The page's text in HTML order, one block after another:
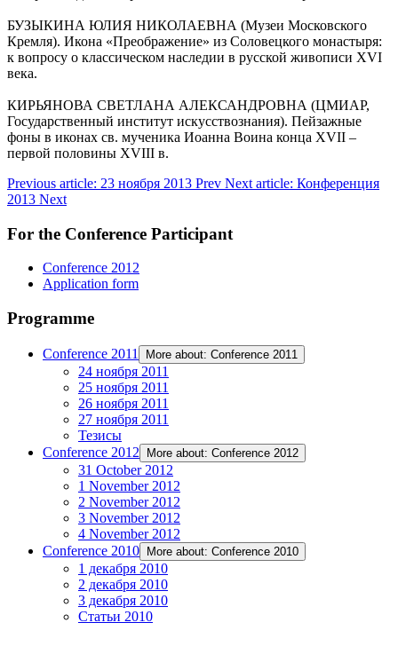
БУЗЫКИНА ЮЛИЯ НИКОЛАЕВНА (Музеи Московского
Кремля). Икона «Преображение» из Соловецкого монастыря:
к вопросу о классическом наследии в русской живописи XVI
века.
КИРЬЯНОВА СВЕТЛАНА АЛЕКСАНДРОВНА (ЦМИАР,
Государственный институт искусствознания). Пейзажные
фоны в иконах св. мученика Иоанна Воина конца XVII –
первой половины XVIII в.
Previous article: 23 ноября 2013 Prev Next article: Конференция
2013 Next
For the Conference Participant
Conference 2012
Application form
Programme
Conference 2011 More about: Conference 2011
24 ноября 2011
25 ноября 2011
26 ноября 2011
27 ноября 2011
Тезисы
Conference 2012
More about: Conference 2012
31 October 2012
1 November 2012
2 November 2012
3 November 2012
4 November 2012
Conference 2010
More about: Conference 2010
1 декабря 2010
2 декабря 2010
3 декабря 2010
Статьи 2010